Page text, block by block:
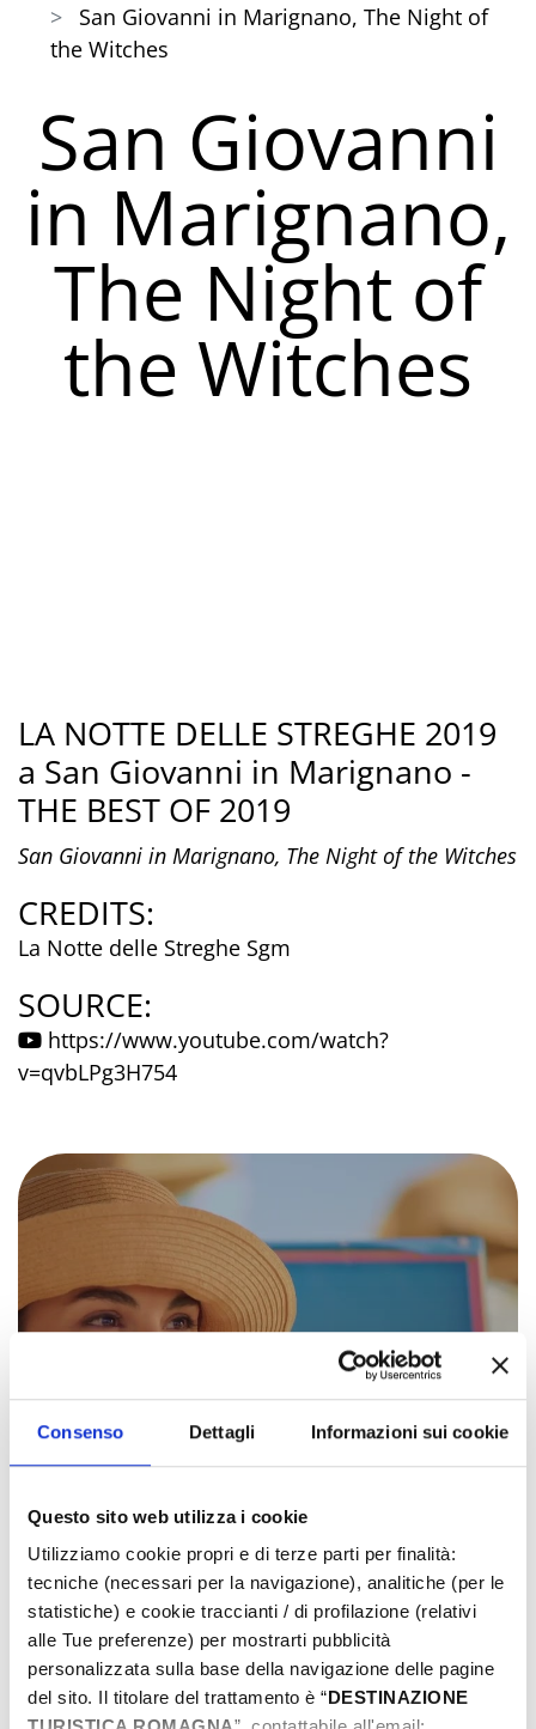
Consenso Dettagli Informazioni sui cookie
Questo sito web utilizza i cookie
Utilizziamo cookie propri e di terze parti per finalità:
tecniche (necessari per la navigazione), analitiche (per le
statistiche) e cookie traccianti / di profilazione (relativi
alle Tue preferenze) per mostrarti pubblicità
personalizzata sulla base della navigazione delle pagine
del sito. Il titolare del trattamento è “DESTINAZIONE
San Giovanni in Marignano, The Night of
the Witches
San Giovanni
in Marignano,
The Night of
the Witches
LA NOTTE DELLE STREGHE 2019
a San Giovanni in Marignano -
THE BEST OF 2019
San Giovanni in Marignano, The Night of the Witches
CREDITS:
La Notte delle Streghe Sgm
SOURCE:
https://www.youtube.com/watch?
v=qvbLPg3H754
Romagna, the Italians' holiday!
Pubblicato il: 20-05-2024